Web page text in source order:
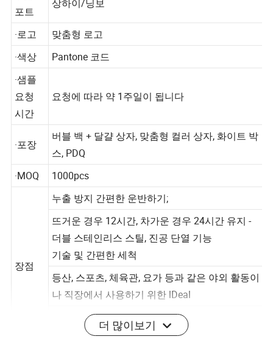
·Fob
포트
·로고
맞춤형 로고
·색상
Pantone 코드
·샘플
요청
시간
버블 백 + 달걀 상자, 맞춤형 컬러 상자, 화이트 박
스, PDQ
·MOQ
1000pcs
누출 방지 간편한 운반하기;
뜨거운 경우 12시간, 차가운 경우 24시간 유지 -
더블 스테인리스 스틸, 진공 단열 기능
기술 및 간편한 세척
등산, 스포츠, 체육관, 요가 등과 같은 야외 활동이
나 직장에서 사용하기 위한 lDeal
100% 안전 - 식품 등급의 스테인리스 스틸로 제조
더 많이보기